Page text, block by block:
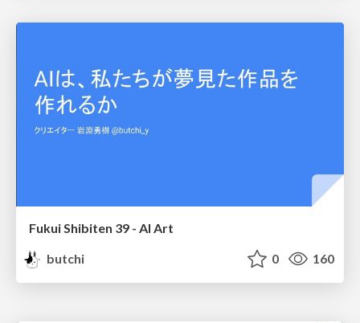
Fukui Shibiten 39 - AI Art
butchi
0 160